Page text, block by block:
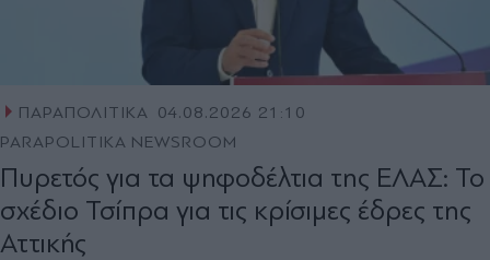
ΠΑΡΑΠΟΛΙΤΙΚΑ 04.08.2026 21:10
PARAPOLITIKA NEWSROOM
Πυρετός για τα ψηφοδέλτια της ΕΛΑΣ: Το
σχέδιο Τσίπρα για τις κρίσιμες έδρες της
Αττικής